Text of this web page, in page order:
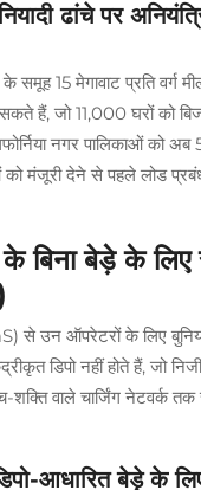
ढांचे पर
समूह 15 मेगावाट प्रति वर्ग
सकते हैं, जो 11,000 घरों को
नगर पालिकाओं को
मंजूरी देने से पहले लोड
बिना बेड़े के
से उन ऑपरेटरों के लिए
डिपो नहीं होते हैं, जो निजी
वाले चार्जिंग नेटवर्क
आधारित बेड़े के लिए